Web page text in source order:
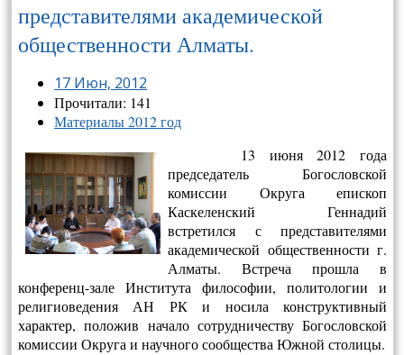
представителями академической
общественности Алматы.
17 Июн, 2012
Прочитали: 141
Материалы 2012 год
13 июня2012 года
председатель Богословской
комиссии Округа епископ
Каскеленский Геннадий
встретился с представителями
академической общественности г.
Алматы. Встреча прошла в
конференц-зале Института философии, политологии и
религиоведения АН РК и носила конструктивный
характер,положив начало сотрудничеству Богословской
комиссии Округа и научного сообщества Южной столицы.